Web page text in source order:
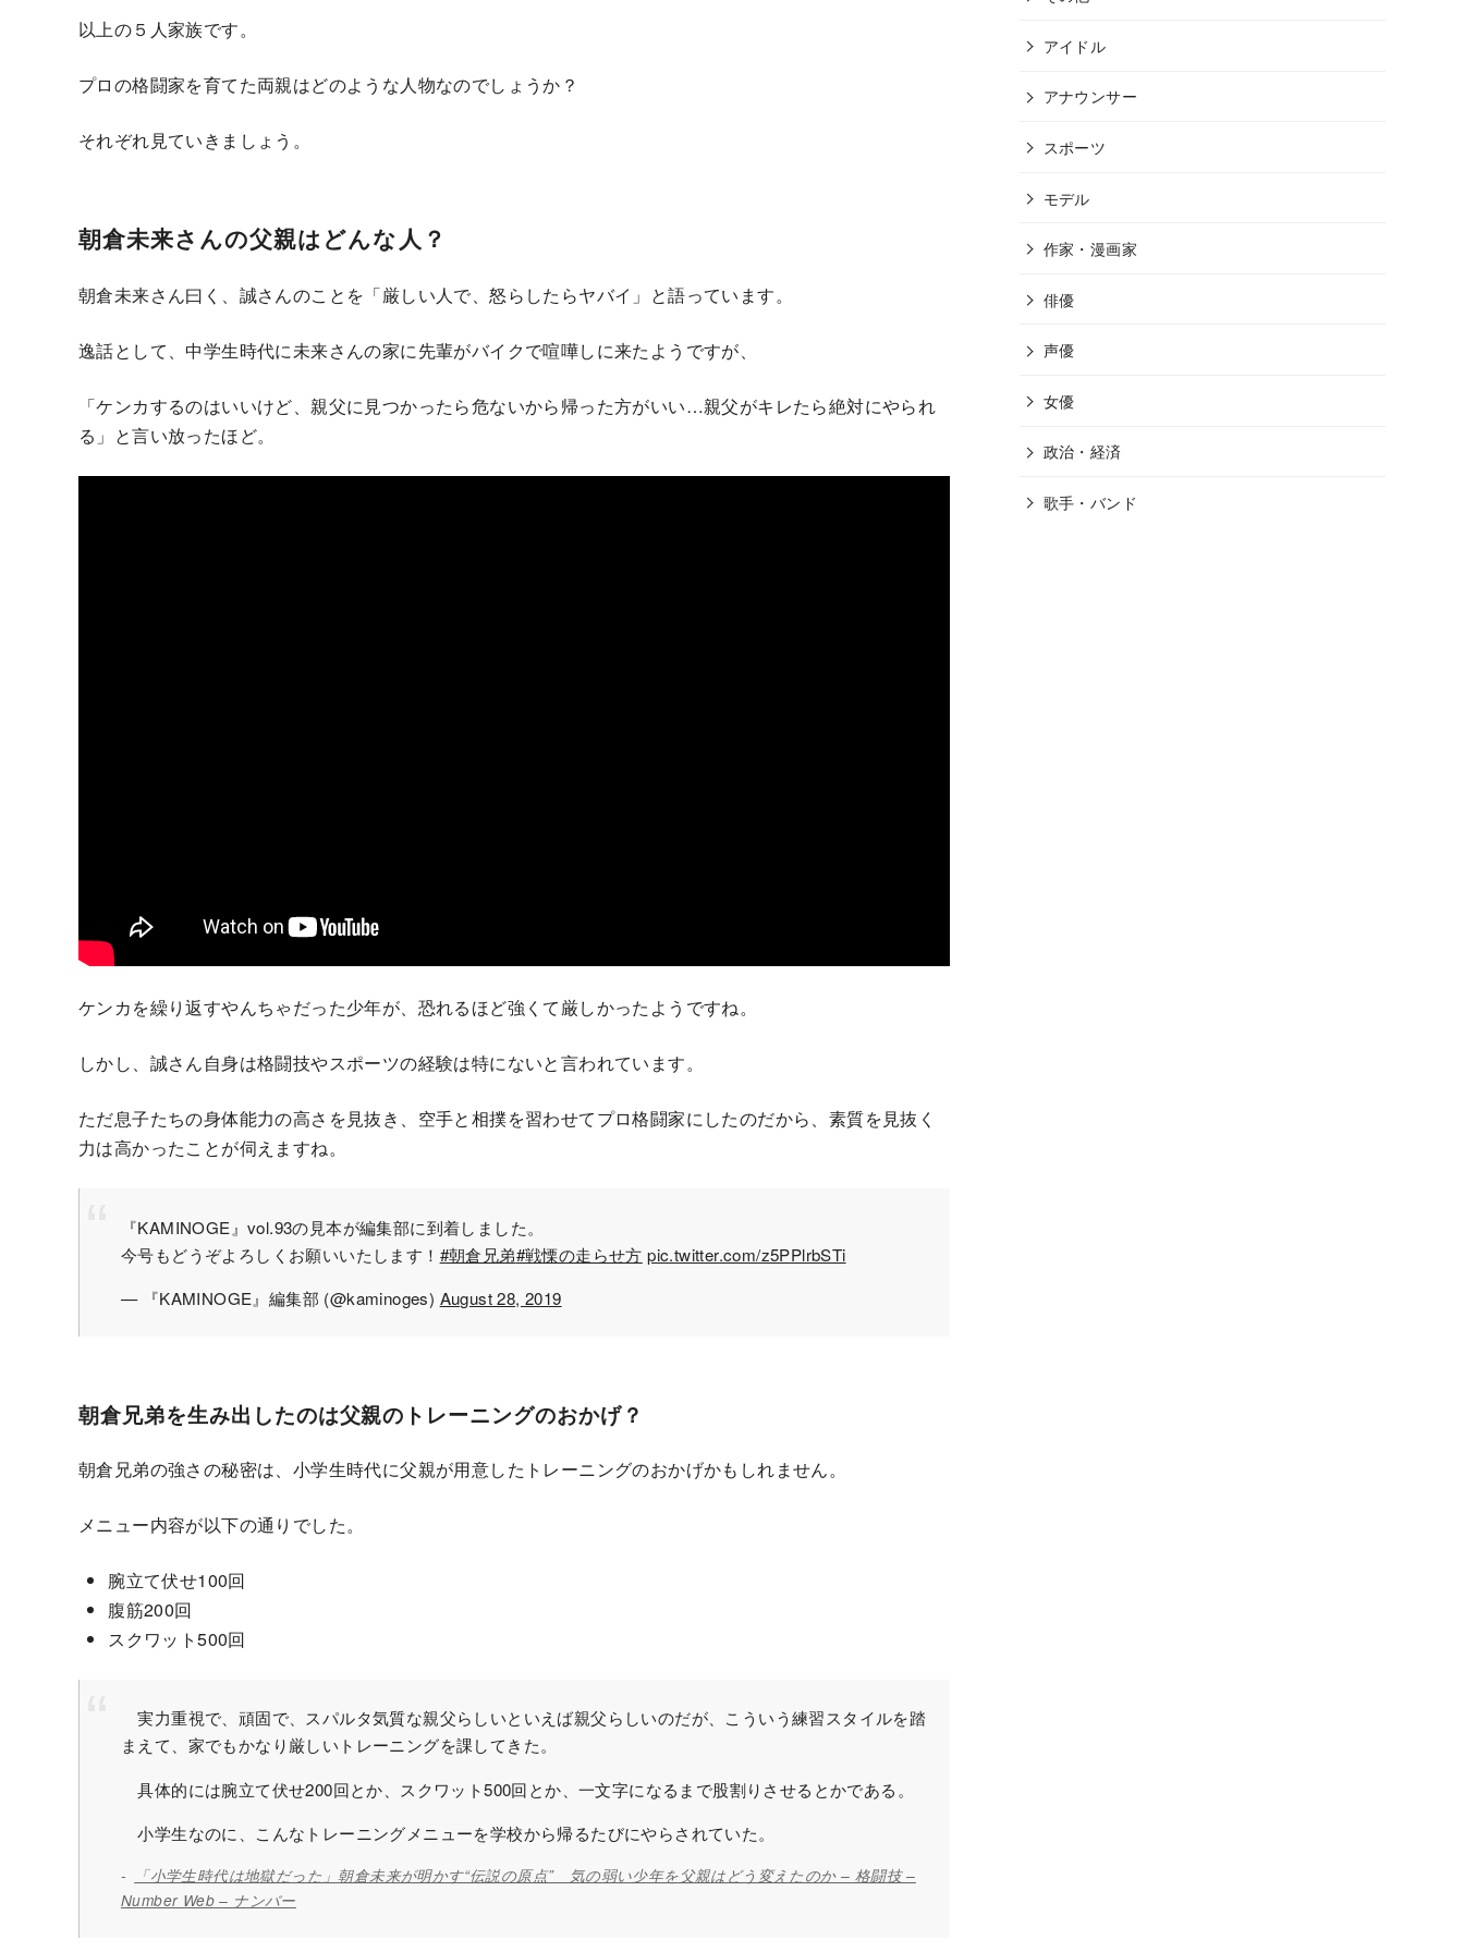
以上の５人家族です。
プロの格闘家を育てた両親はどのような人物なのでしょうか？
それぞれ見ていきましょう。
朝倉未来さんの父親はどんな人？
朝倉未来さん曰く、誠さんのことを「厳しい人で、怒らしたらヤバイ」と語っています。
逸話として、中学生時代に未来さんの家に先輩がバイクで喧嘩しに来たようですが、
「ケンカするのはいいけど、親父に見つかったら危ないから帰った方がいい…親父がキレたら絶対にやられ
る」と言い放ったほど。
ケンカを繰り返すやんちゃだった少年が、恐れるほど強くて厳しかったようですね。
しかし、誠さん自身は格闘技やスポーツの経験は特にないと言われています。
ただ息子たちの身体能力の高さを見抜き、空手と相撲を習わせてプロ格闘家にしたのだから、素質を見抜く
力は高かったことが伺えますね。
『KAMINOGE』vol.93の見本が編集部に到着しました。
今号もどうぞよろしくお願いいたします！ #朝倉兄弟#戦慄の走らせ方 pic.twitter.com/z5PPlrbSTi
— 『KAMINOGE』編集部 (@kaminoges) August 28, 2019
朝倉兄弟を生み出したのは父親のトレーニングのおかげ？
朝倉兄弟の強さの秘密は、小学生時代に父親が用意したトレーニングのおかげかもしれません。
メニュー内容が以下の通りでした。
腕立て伏せ100回
腹筋200回
スクワット500回
実力重視で、頑固で、スパルタ気質な親父らしいといえば親父らしいのだが、こういう練習スタイルを踏
まえて、家でもかなり厳しいトレーニングを課してきた。
具体的には腕立て伏せ200回とか、スクワット500回とか、一文字になるまで股割りさせるとかである。
小学生なのに、こんなトレーニングメニューを学校から帰るたびにやらされていた。
「小学生時代は地獄だった」朝倉未来が明かす“伝説の原点” 気の弱い少年を父親はどう変えたのか – 格闘技 –
Number Web – ナンバー
アイドル
アナウンサー
スポーツ
モデル
作家・漫画家
俳優
声優
女優
政治・経済
歌手・バンド